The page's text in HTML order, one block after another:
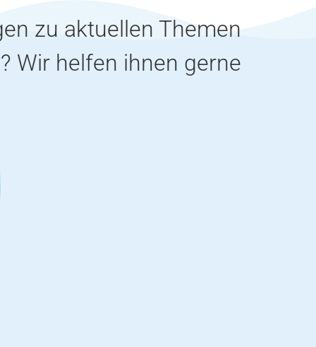
zu aktuellen Themen
? Wir helfen ihnen gerne